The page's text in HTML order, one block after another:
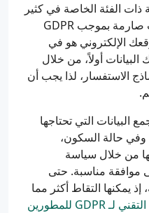
ذات الفئة الخاصة في كثير
من الأحيان، مما يفرض التزامات صارمة بموجب GDPR
البيانات 2018. موقعك الإلكتروني هو في
أولاً، من خلال
الاستفسار، لذا يجب أن
البيانات التي تحتاجها
وفي حالة السكون،
من خلال سياسة
مناسبة. حتى
إذ يمكنها التقاط أكثر مما
الامتثال التقني لـ GDPR للمطورين